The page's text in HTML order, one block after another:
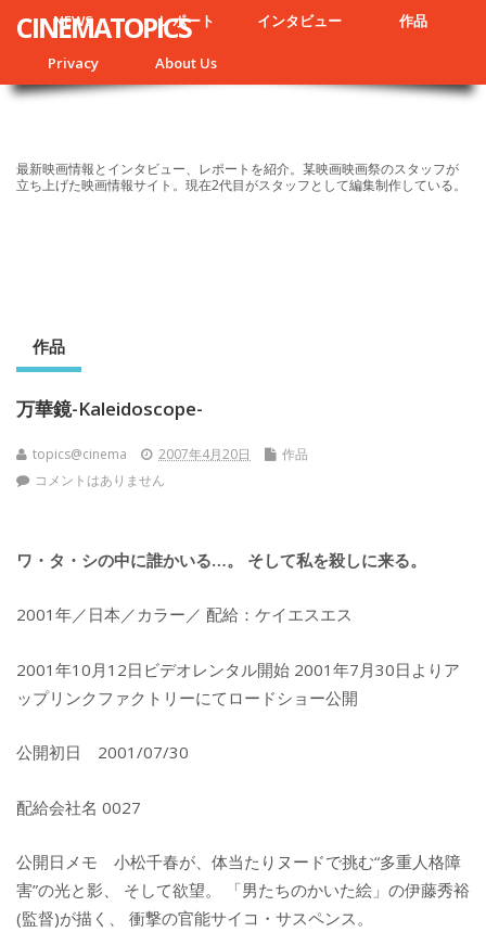
NEWS レポート インタビュー 作品
Privacy About Us
CINEMATOPICS
最新映画情報とインタビュー、レポートを紹介。某映画映画祭のスタッフが
立ち上げた映画情報サイト。現在2代目がスタッフとして編集制作している。
作品
万華鏡-Kaleidoscope-
topics@cinema 2007年4月20日
作品
コメントはありません
ワ・タ・シの中に誰かいる…。 そして私を殺しに来る。
2001年／日本／カラー／ 配給：ケイエスエス
2001年10月12日ビデオレンタル開始 2001年7月30日よりア
ップリンクファクトリーにてロードショー公開
公開初日 2001/07/30
配給会社名 0027
公開日メモ 小松千春が、体当たりヌードで挑む“多重人格障
害”の光と影、 そして欲望。 「男たちのかいた絵」の伊藤秀裕
(監督)が描く、 衝撃の官能サイコ・サスペンス。